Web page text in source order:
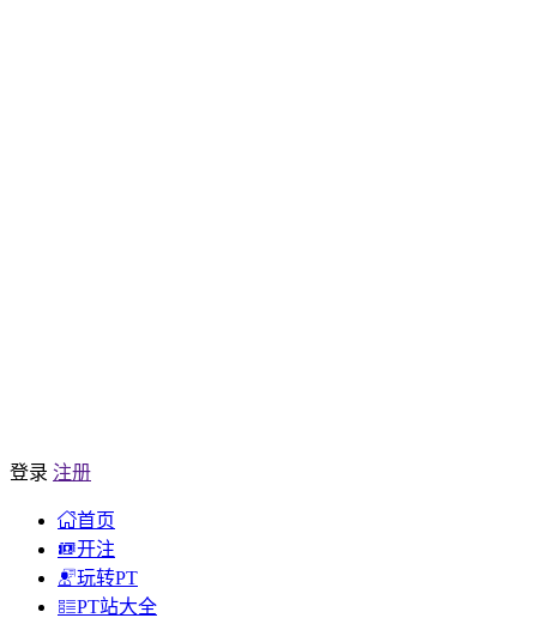
登录 注册
首页
开注
玩转PT
PT站大全